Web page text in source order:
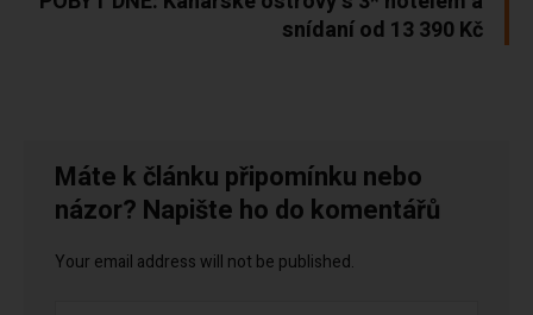
snídaní od 13 390 Kč
Máte k článku připomínku nebo
názor? Napište ho do komentářů
Your email address will not be published.